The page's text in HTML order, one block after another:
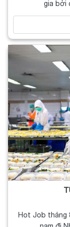
gia bởi
Hot Job tháng